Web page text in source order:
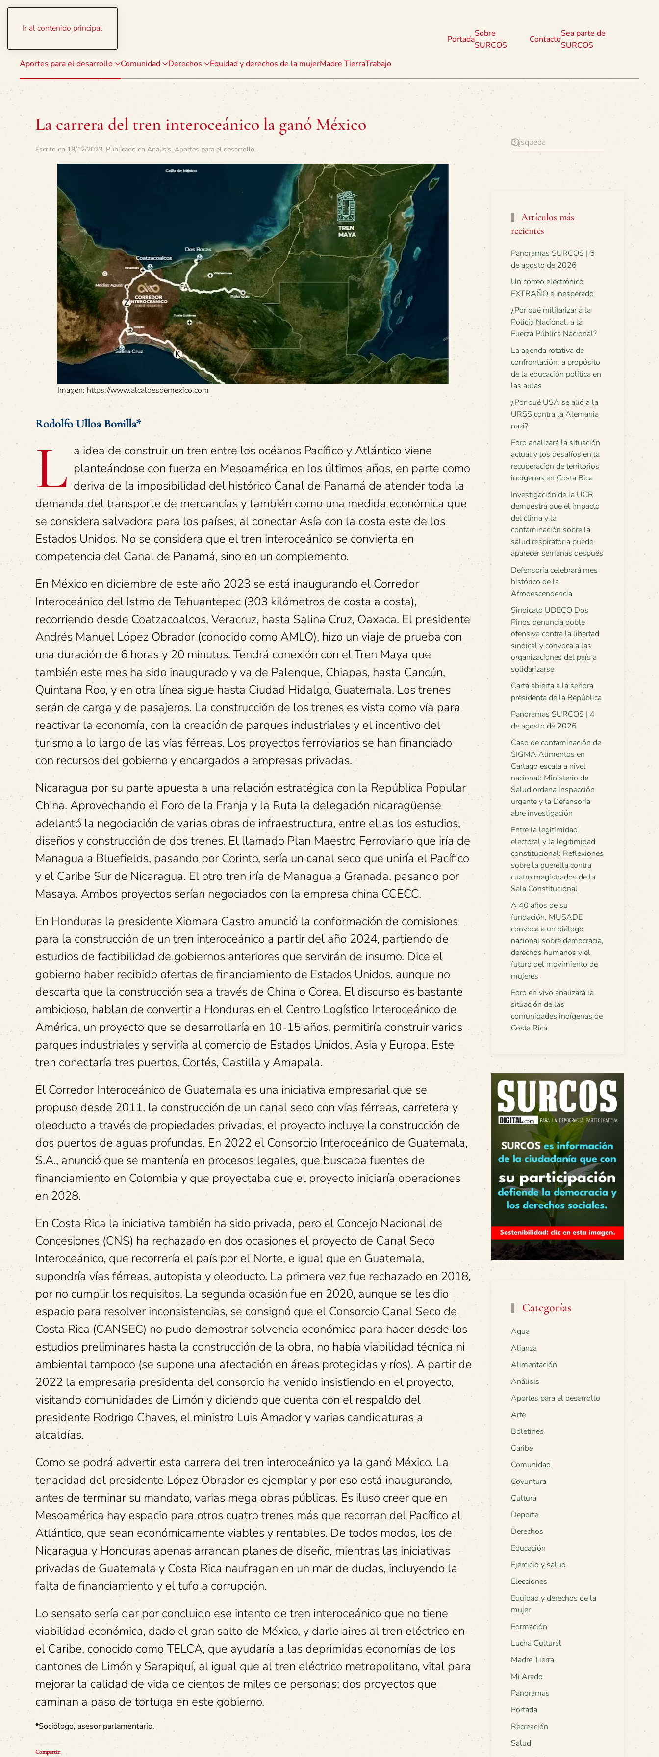
Ir al contenido principal
Aportes para el desarrollo Comunidad Derechos Equidad y derechos de la mujerMadre TierraTrabajo
Portada
Sobre
SURCOS
Contacto
Sea parte de
SURCOS
La carrera del tren interoceánico la ganó México
Escrito en 18/12/2023. Publicado en Análisis, Aportes para el desarrollo.
Imagen: https://www.alcaldesdemexico.com
Rodolfo Ulloa Bonilla*
L a idea de construir un tren entre los océanos Pacífico y Atlántico viene
planteándose con fuerza en Mesoamérica en los últimos años, en parte como
deriva de la imposibilidad del histórico Canal de Panamá de atender toda la
demanda del transporte de mercancías y también como una medida económica que
se considera salvadora para los países, al conectar Asía con la costa este de los
Estados Unidos. No se considera que el tren interoceánico se convierta en
competencia del Canal de Panamá, sino en un complemento.
En México en diciembre de este año 2023 se está inaugurando el Corredor
Interoceánico del Istmo de Tehuantepec (303 kilómetros de costa a costa),
recorriendo desde Coatzacoalcos, Veracruz, hasta Salina Cruz, Oaxaca. El presidente
Andrés Manuel López Obrador (conocido como AMLO), hizo un viaje de prueba con
una duración de 6 horas y 20 minutos. Tendrá conexión con el Tren Maya que
también este mes ha sido inaugurado y va de Palenque, Chiapas, hasta Cancún,
Quintana Roo, y en otra línea sigue hasta Ciudad Hidalgo, Guatemala. Los trenes
serán de carga y de pasajeros. La construcción de los trenes es vista como vía para
reactivar la economía, con la creación de parques industriales y el incentivo del
turismo a lo largo de las vías férreas. Los proyectos ferroviarios se han financiado
con recursos del gobierno y encargados a empresas privadas.
Nicaragua por su parte apuesta a una relación estratégica con la República Popular
China. Aprovechando el Foro de la Franja y la Ruta la delegación nicaragüense
adelantó la negociación de varias obras de infraestructura, entre ellas los estudios,
diseños y construcción de dos trenes. El llamado Plan Maestro Ferroviario que iría de
Managua a Bluefields, pasando por Corinto, sería un canal seco que uniría el Pacífico
y el Caribe Sur de Nicaragua. El otro tren iría de Managua a Granada, pasando por
Masaya. Ambos proyectos serían negociados con la empresa china CCECC.
En Honduras la presidente Xiomara Castro anunció la conformación de comisiones
para la construcción de un tren interoceánico a partir del año 2024, partiendo de
estudios de factibilidad de gobiernos anteriores que servirán de insumo. Dice el
gobierno haber recibido ofertas de financiamiento de Estados Unidos, aunque no
descarta que la construcción sea a través de China o Corea. El discurso es bastante
ambicioso, hablan de convertir a Honduras en el Centro Logístico Interoceánico de
América, un proyecto que se desarrollaría en 10-15 años, permitiría construir varios
parques industriales y serviría al comercio de Estados Unidos, Asia y Europa. Este
tren conectaría tres puertos, Cortés, Castilla y Amapala.
El Corredor Interoceánico de Guatemala es una iniciativa empresarial que se
propuso desde 2011, la construcción de un canal seco con vías férreas, carretera y
oleoducto a través de propiedades privadas, el proyecto incluye la construcción de
dos puertos de aguas profundas. En 2022 el Consorcio Interoceánico de Guatemala,
S.A., anunció que se mantenía en procesos legales, que buscaba fuentes de
financiamiento en Colombia y que proyectaba que el proyecto iniciaría operaciones
en 2028.
En Costa Rica la iniciativa también ha sido privada, pero el Concejo Nacional de
Concesiones (CNS) ha rechazado en dos ocasiones el proyecto de Canal Seco
Interoceánico, que recorrería el país por el Norte, e igual que en Guatemala,
supondría vías férreas, autopista y oleoducto. La primera vez fue rechazado en 2018,
por no cumplir los requisitos. La segunda ocasión fue en 2020, aunque se les dio
espacio para resolver inconsistencias, se consignó que el Consorcio Canal Seco de
Costa Rica (CANSEC) no pudo demostrar solvencia económica para hacer desde los
estudios preliminares hasta la construcción de la obra, no había viabilidad técnica ni
ambiental tampoco (se supone una afectación en áreas protegidas y ríos). A partir de
2022 la empresaria presidenta del consorcio ha venido insistiendo en el proyecto,
visitando comunidades de Limón y diciendo que cuenta con el respaldo del
presidente Rodrigo Chaves, el ministro Luis Amador y varias candidaturas a
alcaldías.
Como se podrá advertir esta carrera del tren interoceánico ya la ganó México. La
tenacidad del presidente López Obrador es ejemplar y por eso está inaugurando,
antes de terminar su mandato, varias mega obras públicas. Es iluso creer que en
Mesoamérica hay espacio para otros cuatro trenes más que recorran del Pacífico al
Atlántico, que sean económicamente viables y rentables. De todos modos, los de
Nicaragua y Honduras apenas arrancan planes de diseño, mientras las iniciativas
privadas de Guatemala y Costa Rica naufragan en un mar de dudas, incluyendo la
falta de financiamiento y el tufo a corrupción.
Lo sensato sería dar por concluido ese intento de tren interoceánico que no tiene
viabilidad económica, dado el gran salto de México, y darle aires al tren eléctrico en
el Caribe, conocido como TELCA, que ayudaría a las deprimidas economías de los
cantones de Limón y Sarapiquí, al igual que al tren eléctrico metropolitano, vital para
mejorar la calidad de vida de cientos de miles de personas; dos proyectos que
caminan a paso de tortuga en este gobierno.
*Sociólogo, asesor parlamentario.
Compartir:
Artículos más
recientes
Panoramas SURCOS | 5
de agosto de 2026
Un correo electrónico
EXTRAÑO e inesperado
¿Por qué militarizar a la
Policía Nacional, a la
Fuerza Pública Nacional?
La agenda rotativa de
confrontación: a propósito
de la educación política en
las aulas
¿Por qué USA se alió a la
URSS contra la Alemania
nazi?
Foro analizará la situación
actual y los desafíos en la
recuperación de territorios
indígenas en Costa Rica
Investigación de la UCR
demuestra que el impacto
del clima y la
contaminación sobre la
salud respiratoria puede
aparecer semanas después
Defensoría celebrará mes
histórico de la
Afrodescendencia
Sindicato UDECO Dos
Pinos denuncia doble
ofensiva contra la libertad
sindical y convoca a las
organizaciones del país a
solidarizarse
Carta abierta a la señora
presidenta de la República
Panoramas SURCOS | 4
de agosto de 2026
Caso de contaminación de
SIGMA Alimentos en
Cartago escala a nivel
nacional: Ministerio de
Salud ordena inspección
urgente y la Defensoría
abre investigación
Entre la legitimidad
electoral y la legitimidad
constitucional: Reflexiones
sobre la querella contra
cuatro magistrados de la
Sala Constitucional
A 40 años de su
fundación, MUSADE
convoca a un diálogo
nacional sobre democracia,
derechos humanos y el
futuro del movimiento de
mujeres
Foro en vivo analizará la
situación de las
comunidades indígenas de
Costa Rica
Categorías
Agua
Alianza
Alimentación
Análisis
Aportes para el desarrollo
Arte
Boletines
Caribe
Comunidad
Coyuntura
Cultura
Deporte
Derechos
Educación
Ejercicio y salud
Elecciones
Equidad y derechos de la
mujer
Formación
Lucha Cultural
Madre Tierra
Mi Arado
Panoramas
Portada
Recreación
Salud